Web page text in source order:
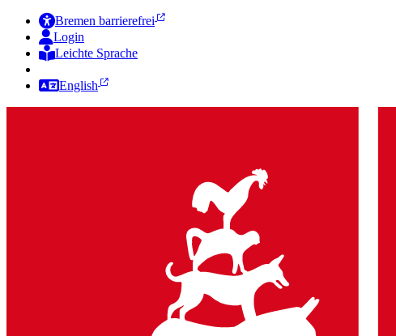
Bremen barrierefrei
Login
Leichte Sprache
English